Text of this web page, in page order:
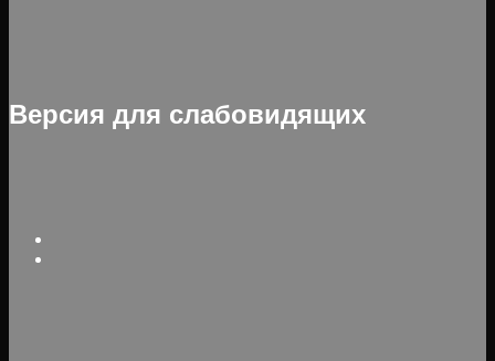
Версия для слабовидящих